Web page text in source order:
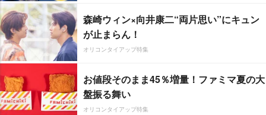
森崎ウィン×向井康二“両片思い”にキュン
が止まらん！
オリコンタイアップ特集
お値段そのまま45％増量！ファミマ夏の大
盤振る舞い
オリコンタイアップ特集